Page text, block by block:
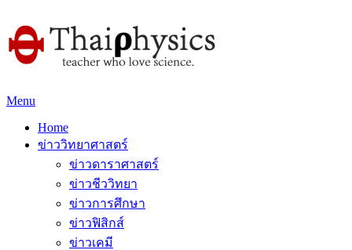
Menu
Home
ข่าววิทยาศาสตร์
ข่าวดาราศาสตร์
ข่าวชีววิทยา
ข่าวการศึกษา
ข่าวฟิสิกส์
ข่าวเคมี